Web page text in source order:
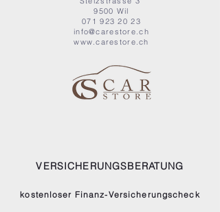
9500 Wil
071 923 20 23
info@carestore.ch
www.carestore.ch
VERSICHERUNGSBERATUNG
kostenloser Finanz-Versicherungscheck